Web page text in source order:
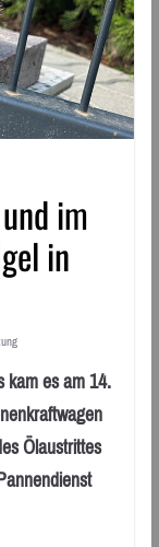
im
in
kam es am 14.
Ölaustrittes